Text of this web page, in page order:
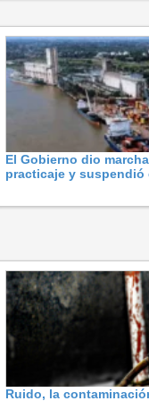
El Gobierno dio
practicaje y
Ruido, la